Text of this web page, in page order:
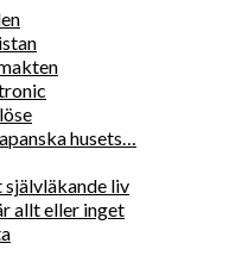
husets…
liv
allt eller inget